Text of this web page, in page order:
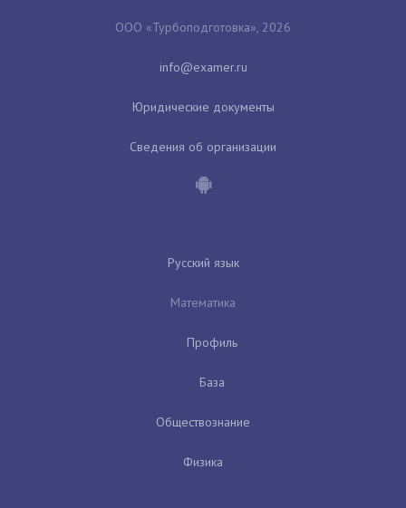
ООО «Турбоподготовка», 2026
Юридические документы
Сведения об организации
Русский язык
Математика
Профиль
База
Обществознание
Физика